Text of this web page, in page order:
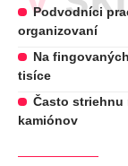
Podvodníci
organizovaní
Na
tisíce
Často striehnu
kamiónov